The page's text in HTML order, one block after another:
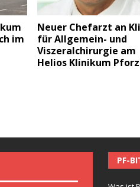
im
Neuer Chefarzt an
für Allgemein- und
Viszeralchirurgie am
Helios Klinikum
PF-